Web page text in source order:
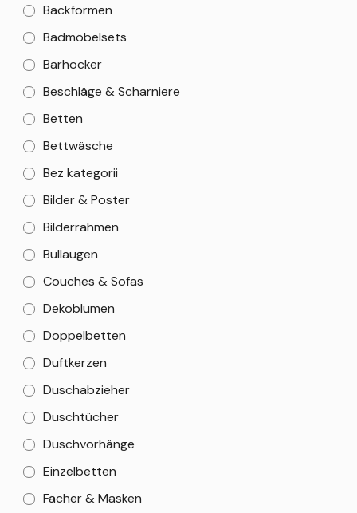
Backformen
Badmöbelsets
Barhocker
Beschläge & Scharniere
Betten
Bettwäsche
Bez kategorii
Bilder & Poster
Bilderrahmen
Bullaugen
Couches & Sofas
Dekoblumen
Doppelbetten
Duftkerzen
Duschabzieher
Duschtücher
Duschvorhänge
Einzelbetten
Fächer & Masken